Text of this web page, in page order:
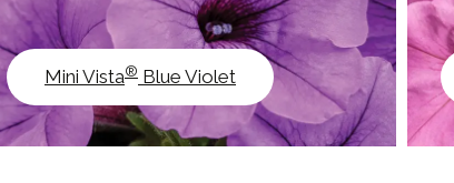
Mini Vista® Blue Violet